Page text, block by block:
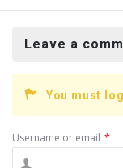
o
o
k
Leave a
You must
Username or email *